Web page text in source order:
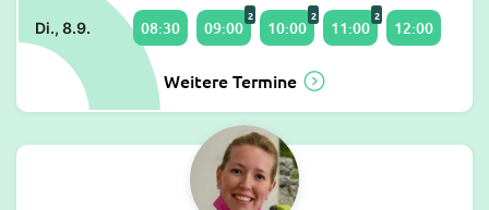
Di., 8.9. 08:30 09:00
2
10:00
2
11:00
2
12:00
Weitere Termine